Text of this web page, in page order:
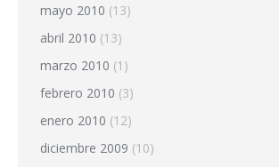
mayo 2010 (13)
abril 2010 (13)
marzo 2010 (1)
febrero 2010 (3)
enero 2010 (12)
diciembre 2009 (10)